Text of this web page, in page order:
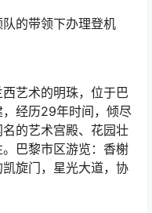
的带领下办理登机
艺术的明珠，位于巴
经历29年时间，倾尽
的艺术宫殿、花园壮
巴黎市区游览：香榭
旋门，星光大道，协